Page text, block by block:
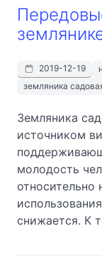
2019-12-19
земляника
Земляника
источником
молодость
относительно
снижается. К